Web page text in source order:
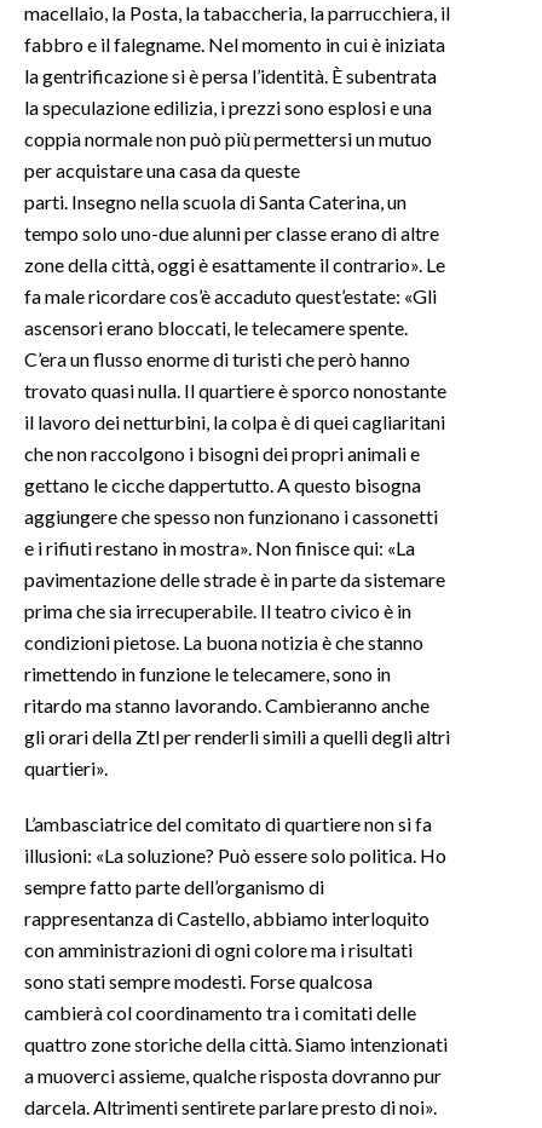
macellaio, la Posta, la tabaccheria, la parrucchiera, il
fabbro e il falegname. Nel momento in cui è iniziata
la gentrificazione si è persa l’identità. È subentrata
la speculazione edilizia, i prezzi sono esplosi e una
coppia normale non può più permettersi un mutuo
per acquistare una casa da queste
parti. Insegno nella scuola di Santa Caterina, un
tempo solo uno-due alunni per classe erano di altre
zone della città, oggi è esattamente il contrario». Le
fa male ricordare cos’è accaduto quest’estate: «Gli
ascensori erano bloccati, le telecamere spente.
C’era un flusso enorme di turisti che però hanno
trovato quasi nulla. Il quartiere è sporco nonostante
il lavoro dei netturbini, la colpa è di quei cagliaritani
che non raccolgono i bisogni dei propri animali e
gettano le cicche dappertutto. A questo bisogna
aggiungere che spesso non funzionano i cassonetti
e i rifiuti restano in mostra». Non finisce qui: «La
pavimentazione delle strade è in parte da sistemare
prima che sia irrecuperabile. Il teatro civico è in
condizioni pietose. La buona notizia è che stanno
rimettendo in funzione le telecamere, sono in
ritardo ma stanno lavorando. Cambieranno anche
gli orari della Ztl per renderli simili a quelli degli altri
quartieri».
L’ambasciatrice del comitato di quartiere non si fa
illusioni: «La soluzione? Può essere solo politica. Ho
sempre fatto parte dell’organismo di
rappresentanza di Castello, abbiamo interloquito
con amministrazioni di ogni colore ma i risultati
sono stati sempre modesti. Forse qualcosa
cambierà col coordinamento tra i comitati delle
quattro zone storiche della città. Siamo intenzionati
a muoverci assieme, qualche risposta dovranno pur
darcela. Altrimenti sentirete parlare presto di noi».